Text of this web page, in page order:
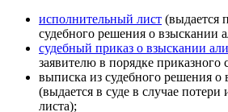
исполнительный лист (выдается
судебного решения о взыскании
судебный приказ о взыскании
заявителю в порядке приказного
выписка из судебного решения о
(выдается в суде в случае потери
листа);